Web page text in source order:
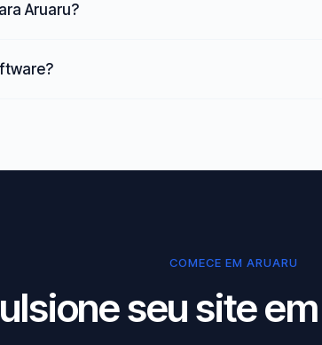
Aruaru?
COMECE EM ARUARU
seu site